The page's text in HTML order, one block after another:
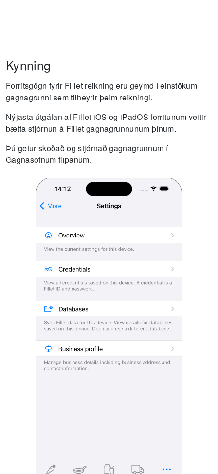
Kynning
Forritsgögn fyrir Fillet reikning eru geymd í einstökum
gagnagrunni sem tilheyrir þeim reikningi.
Nýjasta útgáfan af Fillet iOS og iPadOS forritunum veitir
bætta stjórnun á Fillet gagnagrunnunum þínum.
Þú getur skoðað og stjórnað gagnagrunnum í
Gagnasöfnum flipanum.